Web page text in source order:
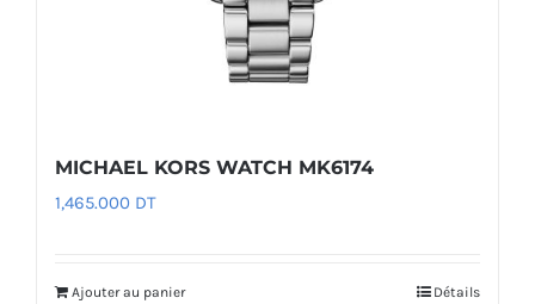
MICHAEL KORS WATCH MK6174
1,465.000 DT
Ajouter au panier Détails